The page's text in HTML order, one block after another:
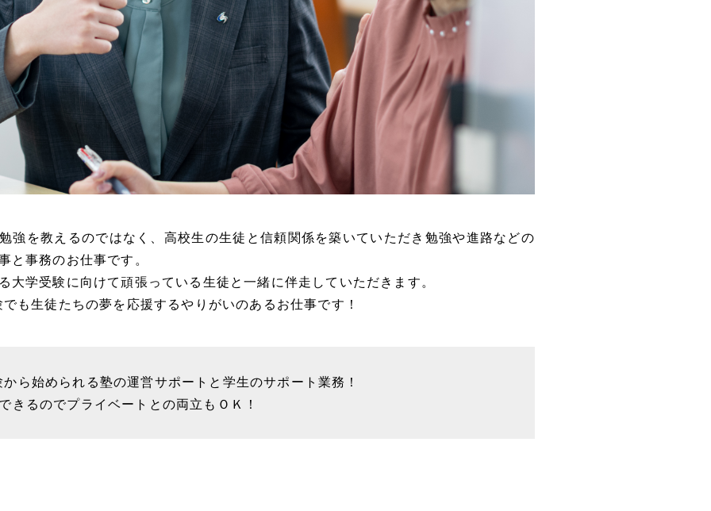
強を教えるのではなく、高校生の生徒と信頼関係を築いていただき勉強や進路などの
と事務のお仕事です。
大学受験に向けて頑張っている生徒と一緒に伴走していただきます。
も生徒たちの夢を応援するやりがいのあるお仕事です！
ら始められる塾の運営サポートと学生のサポート業務！
きるのでプライベートとの両立もＯＫ！